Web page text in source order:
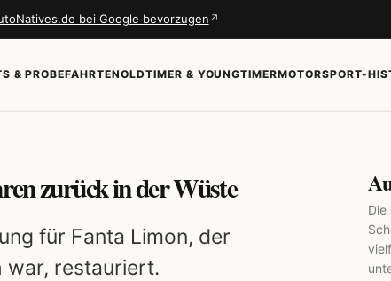
bei Google bevorzugen ↗
& PROBEFAHRTENOLDTIMER & YOUNGTIMERMOTORSPORT-
zurück in der Wüste
für Fanta Limon, der
war, restauriert.
Die